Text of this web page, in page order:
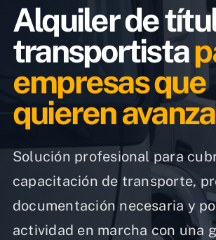
Noticias
Contacto
Alquiler de
transportista
empresas que
quieren
Solución profesional para
capacitación de transporte,
documentación necesaria y
actividad en marcha con una